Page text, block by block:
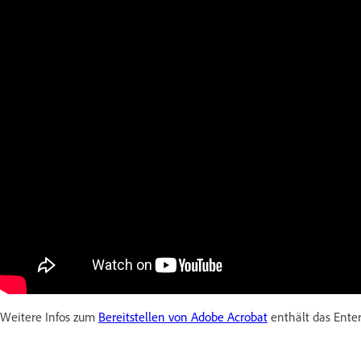
Weitere Infos zum Bereitstellen von Adobe Acrobat enthält das